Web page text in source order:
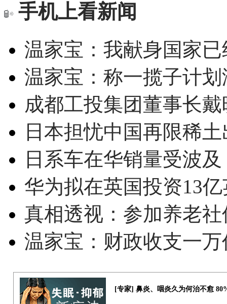
手机上看新闻
温家宝：我献身国家
温家宝：称一揽子计
成都工投集团董事长
日本担忧中国再限稀
日系车在华销量受波
华为拟在英国投资13
真相透视：参加养老
温家宝：财政收支一
[专家] 鼻炎、咽炎久为何治不愈